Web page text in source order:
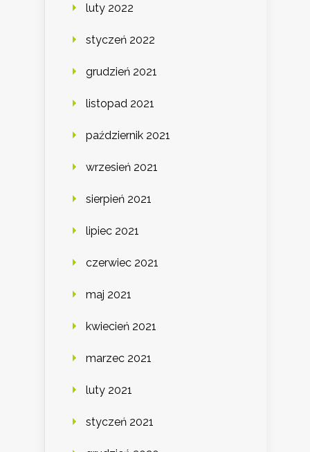
luty 2022
styczeń 2022
grudzień 2021
listopad 2021
październik 2021
wrzesień 2021
sierpień 2021
lipiec 2021
czerwiec 2021
maj 2021
kwiecień 2021
marzec 2021
luty 2021
styczeń 2021